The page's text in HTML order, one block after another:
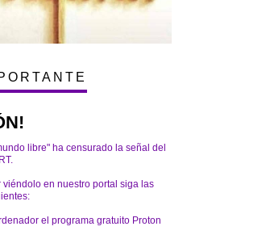
libre" ha censurado la señal del
viéndolo en nuestro portal siga las
el programa gratuito Proton